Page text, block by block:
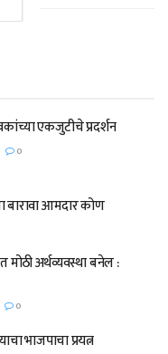
एकजुटीचे प्रदर्शन
0
आमदार कोण
मोठी अर्थव्यवस्था बनेल :
0
भाजपाचा प्रयत्न